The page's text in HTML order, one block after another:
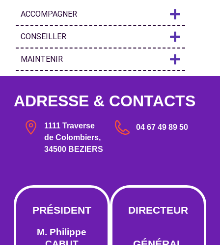
ACCOMPAGNER
CONSEILLER
MAINTENIR
ADRESSE & CONTACTS
1111 Traverse
de Colombiers,
34500 BEZIERS
04 67 49 89 50
PRÉSIDENT
M. Philippe
DIRECTEUR